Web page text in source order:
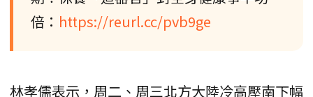
倍： https://reurl.cc/pvb9ge
林孝儒表示，周二、周三北方大陸冷高壓南下幅